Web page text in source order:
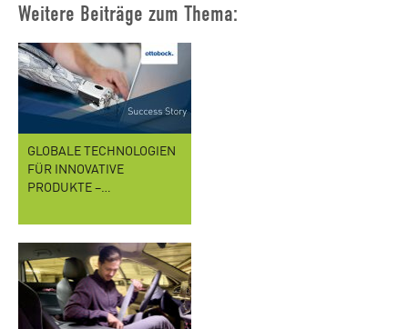
Weitere Beiträge zum Thema:
GLOBALE TECHNOLOGIEN
FÜR INNOVATIVE
PRODUKTE –…